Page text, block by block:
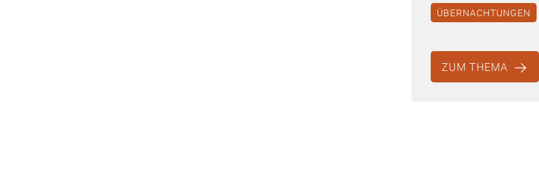
ÜBERNACHTUNGEN
ZUM THEMA